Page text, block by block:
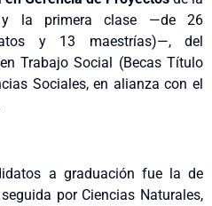
y la primera clase —de 26
y 13 maestrías)—, del
Trabajo Social (Becas Título
Sociales, en alianza con el
a graduación fue la de
por Ciencias Naturales,